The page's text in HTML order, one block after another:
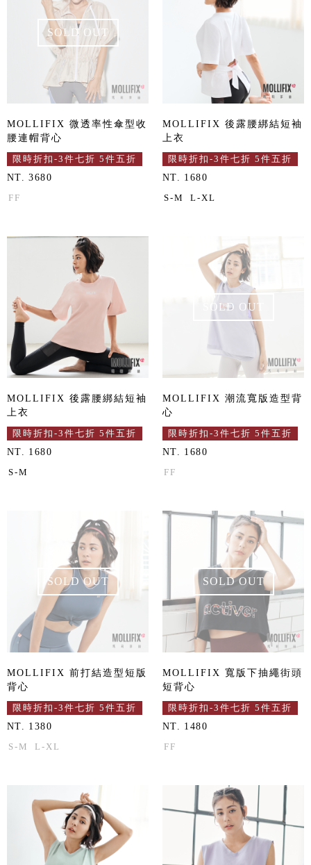
SOLD OUT
MOLLIFIX 微透率性傘型收
腰連帽背心
限時折扣-3件七折 5件五折
NT. 3680
FF
MOLLIFIX 後露腰綁結短袖
上衣
限時折扣-3件七折 5件五折
NT. 1680
S-M L-XL
MOLLIFIX 後露腰綁結短袖
上衣
限時折扣-3件七折 5件五折
NT. 1680
S-M
SOLD OUT
MOLLIFIX 潮流寬版造型背
心
限時折扣-3件七折 5件五折
NT. 1680
FF
SOLD OUT
MOLLIFIX 前打結造型短版
背心
限時折扣-3件七折 5件五折
NT. 1380
S-M L-XL
SOLD OUT
MOLLIFIX 寬版下抽繩街頭
短背心
限時折扣-3件七折 5件五折
NT. 1480
FF